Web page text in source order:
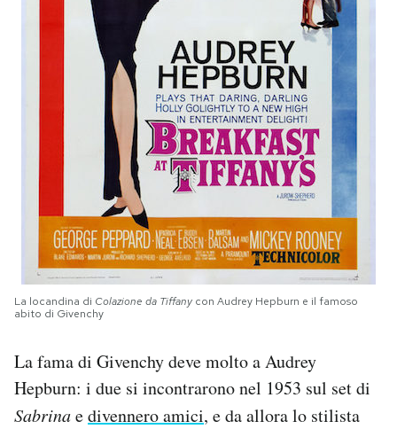
La locandina di Colazione da Tiffany con Audrey Hepburn e il famoso
abito di Givenchy
La fama di Givenchy deve molto a Audrey
Hepburn: i due si incontrarono nel 1953 sul set di
Sabrinaedivennero amici, e da allora lo stilista